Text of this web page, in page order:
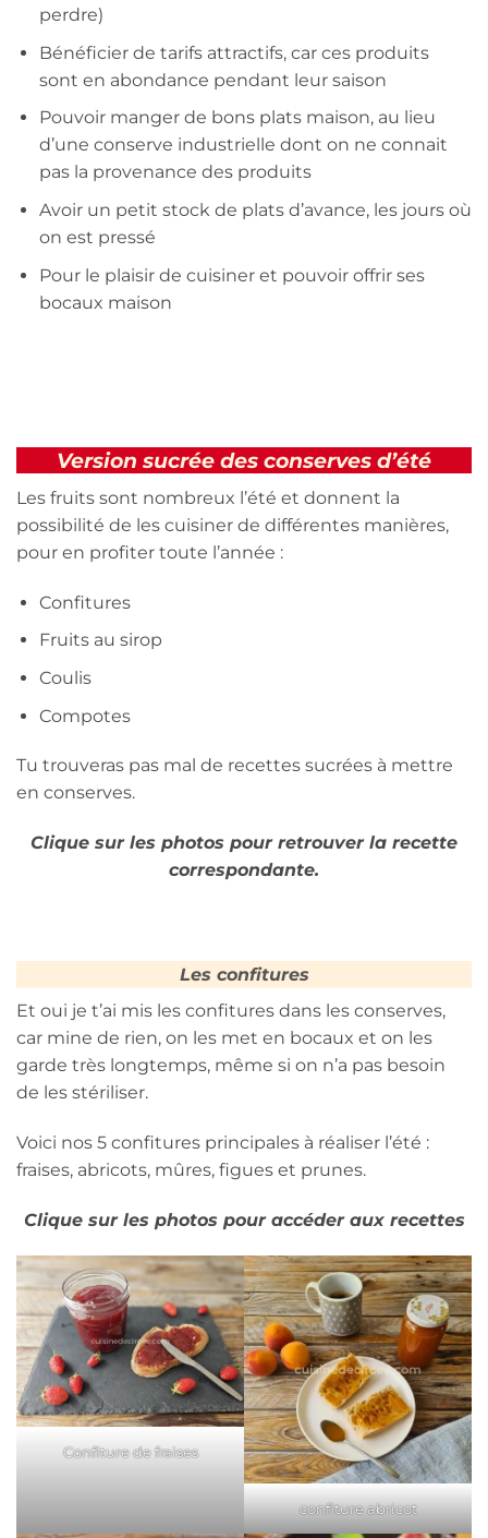
perdre)
Bénéficier de tarifs attractifs, car ces produits
sont en abondance pendant leur saison
Pouvoir manger de bons plats maison, au lieu
d’une conserve industrielle dont on ne connait
pas la provenance des produits
Avoir un petit stock de plats d’avance, les jours où
on est pressé
Pour le plaisir de cuisiner et pouvoir offrir ses
bocaux maison
Version sucrée des conserves d’été
Les fruits sont nombreux l’été et donnent la
possibilité de les cuisiner de différentes manières,
pour en profiter toute l’année :
Confitures
Fruits au sirop
Coulis
Compotes
Tu trouveras pas mal de recettes sucrées à mettre
en conserves.
Clique sur les photos pour retrouver la recette
correspondante.
Les confitures
Et oui je t’ai mis les confitures dans les conserves,
car mine de rien, on les met en bocaux et on les
garde très longtemps, même si on n’a pas besoin
de les stériliser.
Voici nos 5 confitures principales à réaliser l’été :
fraises, abricots, mûres, figues et prunes.
Clique sur les photos pour accéder aux recettes
Confiture de fraises
confiture abricot